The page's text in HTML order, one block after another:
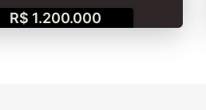
R$ 1.200.000